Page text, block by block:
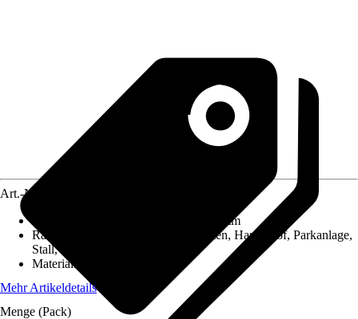
Art.-Nr.
44 mm - 49 mm
Räume
Bau, Caravan, Garage, Garten, Haus, Hof, Parkanlage,
Stall, Öffentlicher Bereich
Material:
Mehr Artikeldetails
Menge (Pack)